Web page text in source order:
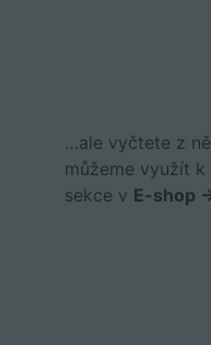
…ale vyčtete z
můžeme využít
sekce v E-shop